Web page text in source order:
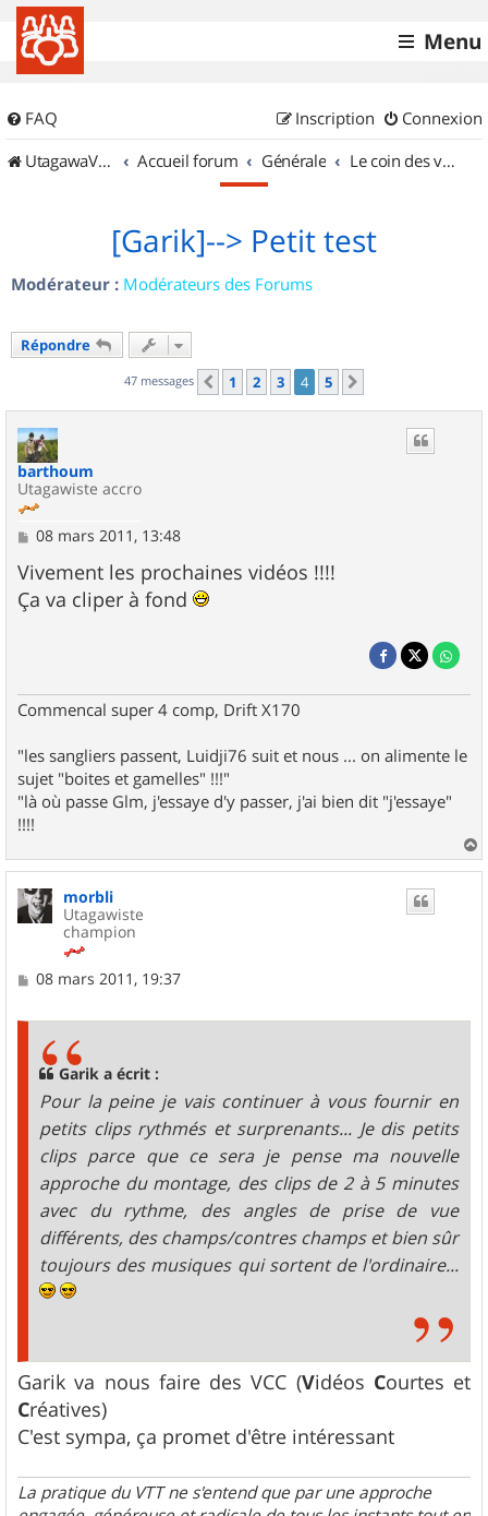
Menu
FAQ Connexion
Inscription
UtagawaVTT (Randos VTT et VTTAE avec traces GPS)
Accueil forum Générale Le coin des vidéastes
[Garik]--> Petit test
Modérateur : Modérateurs des Forums
Répondre
47 messages Précédent
1 2 3 4 5
barthoum
Utagawiste accro
M
s
s
a
08 mars 2011, 13:48
Vivement les prochaines vidéos !!!!
Ça va cliper à fond
Commencal super 4 comp, Drift X170
"les sangliers passent, Luidji76 suit et nous ... on alimente le
sujet "boites et gamelles" !!!"
"là où passe Glm, j'essaye d'y passer, j'ai bien dit "j'essaye"
!!!!
a
morbli
Utagawiste
champion
M
08 mars 2011, 19:37
Garik a écrit :
Pour la peine je vais continuer à vous fournir en
petits clips rythmés et surprenants... Je dis petits
clips parce que ce sera je pense ma nouvelle
approche du montage, des clips de 2 à 5 minutes
avec du rythme, des angles de prise de vue
différents, des champs/contres champs et bien sûr
toujours des musiques qui sortent de l'ordinaire...
Garik va nous faire des VCC (Vidéos Courtes et
Créatives)
C'est sympa, ça promet d'être intéressant
La pratique du VTT ne s'entend que par une approche